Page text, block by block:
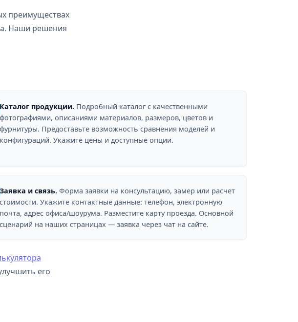
преимуществах
Наши решения
Каталог продукции. Подробный каталог с качественными
фотографиями, описаниями материалов, размеров, цветов и
фурнитуры. Предоставьте возможность сравнения моделей и
конфигураций. Укажите цены и доступные опции.
Заявка и связь. Форма заявки на консультацию, замер или расчет
стоимости. Укажите контактные данные: телефон, электронную
почта, адрес офиса/шоурума. Разместите карту проезда. Основной
сценарий на наших страницах — заявка через чат на сайте.
его